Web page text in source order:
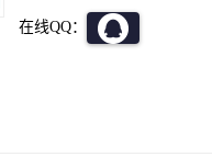
在线QQ：